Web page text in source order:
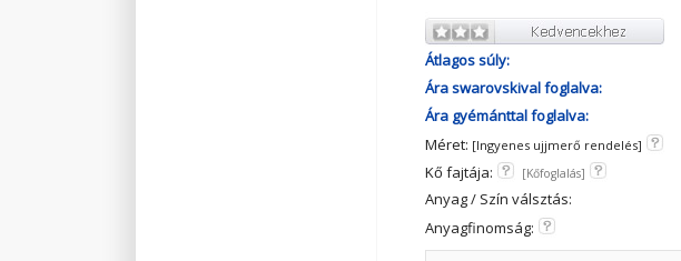
Átlagos súly:
Ára swarovskival foglalva:
Ára gyémánttal foglalva:
Méret: [Ingyenes ujjmerő rendelés]
Kő fajtája: [Kőfoglalás]
Anyag / Szín válsztás:
Anyagfinomság: